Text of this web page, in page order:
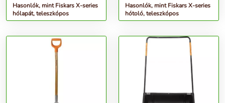
Hasonlók, mint Fiskars X-series
hólapát, teleszkópos
Hasonlók, mint Fiskars X-series
hótoló, teleszkópos